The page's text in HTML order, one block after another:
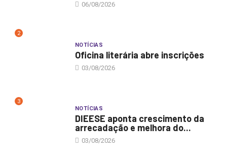
06/08/2026
2
NOTÍCIAS
Oficina literária abre inscrições
03/08/2026
3
NOTÍCIAS
DIEESE aponta crescimento da
arrecadação e melhora do...
03/08/2026